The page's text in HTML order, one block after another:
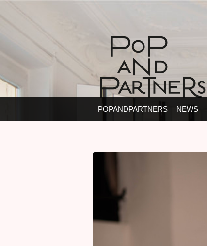
POPANDPARTNERS NEWS